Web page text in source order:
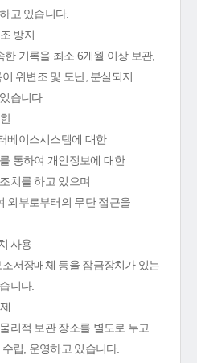
고 있습니다.
방지
기록을 최소 6개월 이상 보관,
위변조 및 도난, 분실되지
습니다.
베이스시스템에 대한
통하여 개인정보에 대한
치를 하고 있으며
외부로부터의 무단 접근을
사용
저장매체 등을 잠금장치가 있는
니다.
리적 보관 장소를 별도로 두고
립, 운영하고 있습니다.